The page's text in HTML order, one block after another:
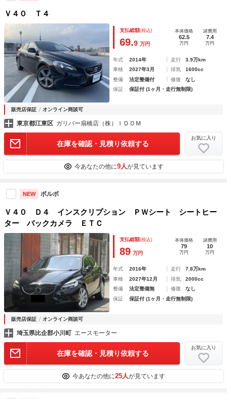
Ｖ４０ Ｔ４
支払総額(税込)
69.9 万円
本体価格
62.5
万円
諸費用
7.4
万円
年式 2014年 走行
3.9万km
車検
2027年3月 排気
1600cc
整備
法定整備付 修復
なし
保証
保証付 (1ヶ月・走行無制限)
販売店保証 オンライン商談可
東京都江東区 ガリバー扇橋店（株）ＩＤＯＭ
在庫を確認・見積り依頼する
お気に入り
今あなたの他に9人が見ています
NEW ボルボ
Ｖ４０ Ｄ４ インスクリプション ＰＷシート シートヒー
ター バックカメラ ＥＴＣ
支払総額(税込)
89 万円
本体価格
79
万円
諸費用
10
万円
年式 2016年 走行
7.8万km
車検
2027年12月 排気
2000cc
整備
法定整備無 修復
なし
保証
保証付 (1ヶ月・走行無制限)
販売店保証 オンライン商談可
埼玉県比企郡小川町 エースモーター
在庫を確認・見積り依頼する
お気に入り
今あなたの他に25人が見ています